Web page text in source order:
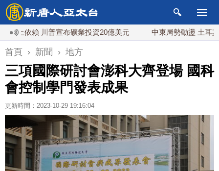
賴 川普宣布礦業投資20億美元 中東局勢動盪 土耳其沙特巴
首頁 › 新聞 › 地方
三項國際研討會澎科大齊登場 國科
會控制學門發表成果
更新時間：2023-10-29 19:16:04